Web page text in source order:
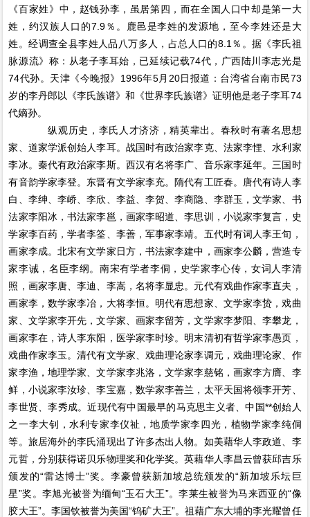
《百家姓》中，赵钱孙李，虽居第四，而在全国人口中却是第一大
姓，约汉族人口的7.9％。鹿邑是李姓的发源地，至今李姓还是大
姓。经调查全县李姓人品八万多人，占总人口的8.1％。据《李氏祖
脉源流》称：从老子李耳始，已延续记载74代，广西陆川李志光是
74代孙。天津《今晚报》1996年5月20日报道：台湾省台南市民73
岁的李丹郎以《李氏族谱》和《世界李氏族谱》证明他是老子李耳74
代嫡孙。
纵观历史，李氏人才济济，精英辈出。春秋时有著名思想
家、道家学派创始人李耳。战国时有政治家李克、法家李悝、水利家
李冰。秦代有政治家李斯。西汉有名将李广、音乐家李延年。三国时
有音韵学家李登。东晋有文学家李充。隋代有工匠春。唐代有诗人李
白、李绅、李峤、李欣、李益、李贺、李商隐、李群玉，文学家、书
法家李阳冰，书法家李邕，画家李昭道、李思训，小说家李复言，史
学家李百药，学者李筌、李善，军事家李靖。五代时有词人李王旬，
画家李成。北宋有文学家日方，书法家李建中，画家李公麟，营造专
家李诫，名臣李纲。南宋有学者李侗，史学家李心传，女词人李清
照，画家李唐、李迪、李嵩，名将李显忠。元代有戏曲作家李直夫，
画家李，数学家李冶，大将李恒。明代有思想家、文学家李贽，戏曲
家、文学家李开先，文学家、画家李留芳，文学家李梦阳、李攀龙，
画家李在，诗人李东阳，医学家李时珍。明末清初有哲学家李愚页，
戏曲作家李玉。清代有文学家、戏曲理论家李调元，戏曲理论家、作
家李渔，地理学家、文学家李兆洛，文学家李慈铭，画家李方膺、李
鲜，小说家李汝珍、李宝嘉，数学家李善兰，太平天国将领李开芳、
李世贤、李秀成。近现代有中国最早的马克思主义者、中国**创始人
之一李大钊，水利专家李仪祉，地质学家李四光，植物学家李纯侗
等。旅居海外的李氏涌现出了许多杰出人物。如美藉华人李政道、李
元哲，分别获得诺贝乐物理奖和化学奖。英藉华人李昌云曾获邱吉乐
颁发的“雷达博士”奖。李豪曾获新加坡总统颁发的“新加坡乐坛巨
星”奖。李旭光被誉为缅甸“玉石大王”。李莱生被誉为马来西亚的“像
胶大王”。李国钦被誉为美国“钨矿大王”。祖藉广东大埔的李光耀曾任